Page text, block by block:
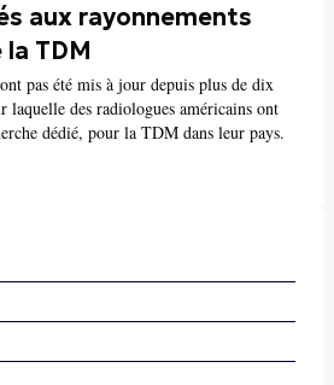
aux rayonnements
TDM
pas été mis à jour depuis plus de dix
laquelle des radiologues américains ont
dédié, pour la TDM dans leur pays.